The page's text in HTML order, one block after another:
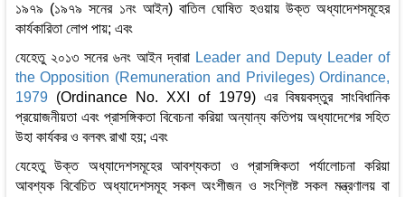
১৯৭৯ (১৯৭৯ সনের ১নং আইন) বাতিল ঘোষিত হওয়ায় উক্ত অধ্যাদেশসমূহের
কার্যকারিতা লোপ পায়; এবং
যেহেতু ২০১৩ সনের ৬নং আইন দ্বারা Leader and Deputy Leader of
the Opposition (Remuneration and Privileges) Ordinance,
1979(Ordinance No. XXI of 1979) এর বিষয়বস্তুর সাংবিধানিক
প্রয়োজনীয়তা এবং প্রাসঙ্গিকতা বিবেচনা করিয়া অন্যান্য কতিপয় অধ্যাদেশের সহিত
উহা কার্যকর ও বলবৎ রাখা হয়; এবং
যেহেতু উক্ত অধ্যাদেশসমূহের আবশ্যকতা ও প্রাসঙ্গিকতা পর্যালোচনা করিয়া
আবশ্যক বিবেচিত অধ্যাদেশসমূহ সকল অংশীজন ও সংশ্লিষ্ট সকল মন্ত্রণালয় বা